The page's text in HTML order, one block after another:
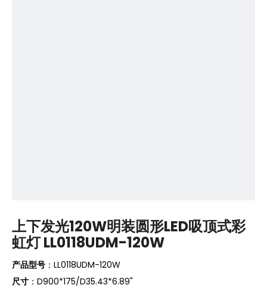
上下发光120W明装圆形LED吸顶式彩
虹灯 LL0118UDM-120W
产品型号 ：LL0118UDM-120W
尺寸 ：D900*175/D35.43*6.89"